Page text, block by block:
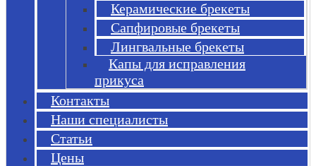
Керамические брекеты
Сапфировые брекеты
Лингвальные брекеты
Капы для исправления
прикуса
Контакты
Наши специалисты
Статьи
Цены